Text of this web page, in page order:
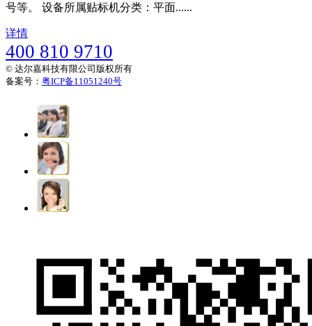
号等。 设备所属贴标机分类：平面......
详情
400 810 9710
© 达尔嘉科技有限公司版权所有
备案号： 粤ICP备11051240号